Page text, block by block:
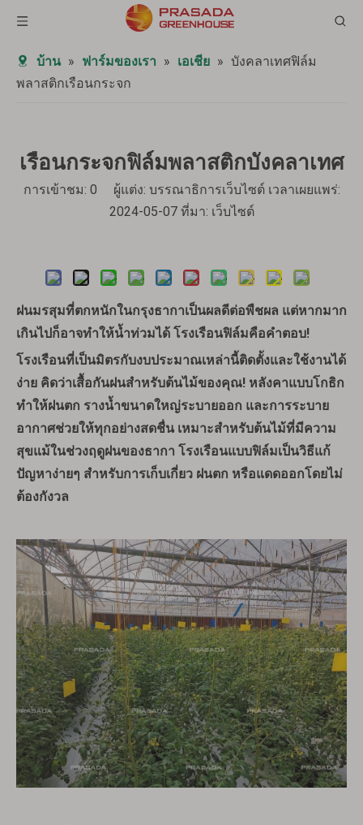
บ้าน » ฟาร์มของเรา » เอเชีย » บังคลาเทศฟิล์ม
พลาสติกเรือนกระจก
เรือนกระจกฟิล์มพลาสติกบังคลาเทศ
การเข้าชม: 0 ผู้แต่ง: บรรณาธิการเว็บไซต์ เวลาเผยแพร่:
2024-05-07 ที่มา: เว็บไซต์
ฝนมรสุมที่ตกหนักในกรุงธากาเป็นผลดีต่อพืชผล แต่หากมาก
เกินไปก็อาจทำให้น้ำท่วมได้ โรงเรือนฟิล์มคือคำตอบ!
โรงเรือนที่เป็นมิตรกับงบประมาณเหล่านี้ติดตั้งและใช้งานได้
ง่าย คิดว่าเสื้อกันฝนสำหรับต้นไม้ของคุณ! หลังคาแบบโกธิก
ทำให้ฝนตก รางน้ำขนาดใหญ่ระบายออก และการระบาย
อากาศช่วยให้ทุกอย่างสดชื่น เหมาะสำหรับต้นไม้ที่มีความ
สุขแม้ในช่วงฤดูฝนของธากา โรงเรือนแบบฟิล์มเป็นวิธีแก้
ปัญหาง่ายๆ สำหรับการเก็บเกี่ยว ฝนตก หรือแดดออกโดยไม่
ต้องกังวล